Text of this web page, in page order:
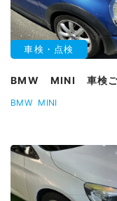
車検・点検
BMW MINI 車検ご
BMW MINI